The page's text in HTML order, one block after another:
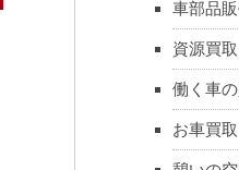
車部品
資源買
働く車
お車買